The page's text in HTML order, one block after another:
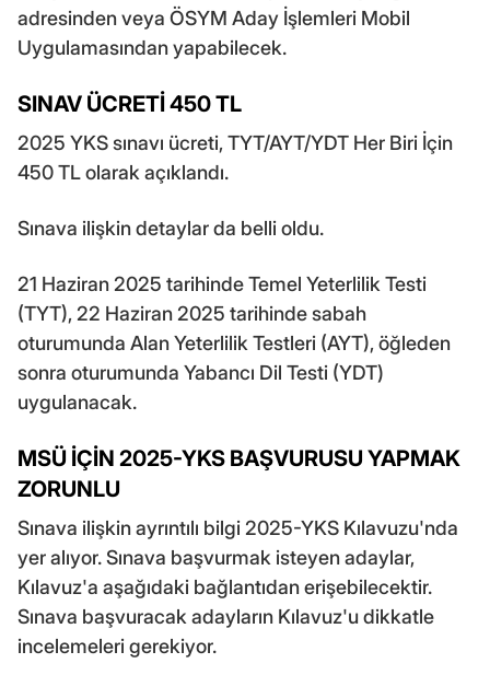
adresinden veya ÖSYM Aday İşlemleri Mobil
Uygulamasından yapabilecek.
SINAV ÜCRETİ 450 TL
2025 YKS sınavı ücreti, TYT/AYT/YDT Her Biri İçin
450 TL olarak açıklandı.
Sınava ilişkin detaylar da belli oldu.
21 Haziran 2025 tarihinde Temel Yeterlilik Testi
(TYT), 22 Haziran 2025 tarihinde sabah
oturumunda Alan Yeterlilik Testleri (AYT), öğleden
sonra oturumunda Yabancı Dil Testi (YDT)
uygulanacak.
MSÜ İÇİN 2025-YKS BAŞVURUSU YAPMAK
ZORUNLU
Sınava ilişkin ayrıntılı bilgi 2025-YKS Kılavuzu'nda
yer alıyor. Sınava başvurmak isteyen adaylar,
Kılavuz'a aşağıdaki bağlantıdan erişebilecektir.
Sınava başvuracak adayların Kılavuz'u dikkatle
incelemeleri gerekiyor.